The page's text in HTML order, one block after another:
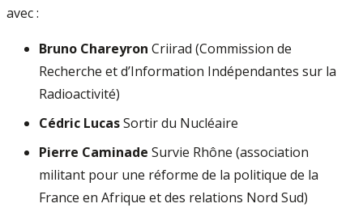
avec :
Bruno Chareyron Criirad (Commission de
Recherche et d’Information Indépendantes sur la
Radioactivité)
Cédric LucasSortir du Nucléaire
Pierre Caminade Survie Rhône (association
militant pour une réforme de la politique de la
France en Afrique et des relations Nord Sud)